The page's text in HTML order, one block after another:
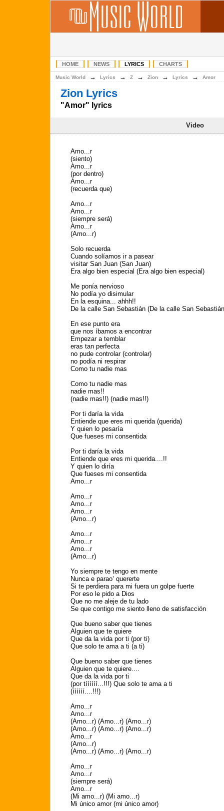
HOME NEWS LYRICS CHARTS
Music World → Lyrics → Z → Zion → Lyrics → Amor
Zion Lyrics
"Amor" lyrics
Video
Amo...r
(siento)
Amo...r
(por dentro)
Amo...r
(recuerda que)
Amo...r
Amo...r
(siempre será)
Amo...r
(Amo...r)
Solo recuerda
Cuando solíamos ir a pasear
visitar San Juan (San Juan)
Era algo bien especial (Era algo bien especial)
Me ponía nervioso
No podía yo disimular
En la esquina... ahhh!!
De la calle San Sebastián (De la calle San
En ese punto era
que nos íbamos a encontrar
Empezar a temblar
eras tan perfecta
no pude controlar (controlar)
no podía ni respirar
Como tu nadie mas
Como tu nadie mas
nadie mas!!
(nadie mas!!) (nadie mas!!)
Por ti daría la vida
Entiende que eres mi querida (querida)
Y quien lo pesaría
Que fueses mi consentida
Por ti daría la vida
Entiende que eres mi querida....!!
Y quien lo diría
Que fueses mi consentida
Amo...r
Amo...r
Amo...r
Amo...r
(Amo...r)
Amo...r
Amo...r
Amo...r
(Amo...r)
Yo siempre te tengo en mente
Nunca e parao’ quererte
Si te perdiera para mi fuera un golpe fuerte
Por eso le pido a Dios
Que no me aleje de tu lado
Se que contigo me siento lleno de satisfacción
Que bueno saber que tienes
Alguien que te quiere
Que da la vida por ti (por ti)
Que solo te ama a ti (a ti)
Que bueno saber que tienes
Alguien que te quiere....
Que da la vida por ti
(por tíííííí...!!!) Que solo te ama a ti
(íííííí....!!!)
Amo...r
Amo...r
(Amo...r) (Amo...r) (Amo...r)
(Amo...r) (Amo...r) (Amo...r)
Amo...r
(Amo...r)
(Amo...r) (Amo...r) (Amo...r)
Amo...r
Amo...r
(siempre será)
Amo...r
(Mi amo...r) (Mi amo...r)
Mi único amor (mi único amor)